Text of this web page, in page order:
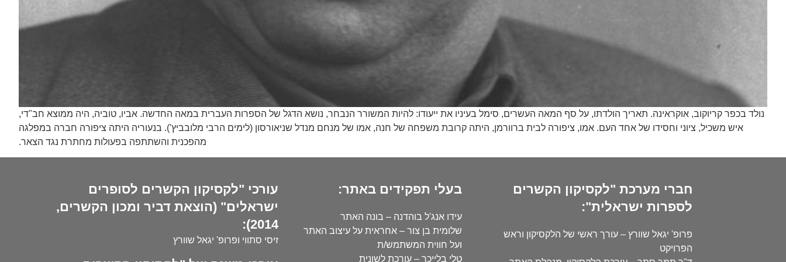
נולד בכפר קריוקוב, אוקראינה. תאריך הולדתו, על סף המאה העשרים, סימל בעיניו את ייעודו: להיות המשורר הנבחר, נושא הדגל של הספרות העברית במאה החדשה. אביו, טוביה, היה ממוצא חב"די,
איש משכיל, ציוני וחסידו של אחד העם. אמו, ציפורה לבית ברוורמן, היתה קרובת משפחה של חנה, אמו של מנחם מנדל שניאורסון (לימים הרבי מלובביץ'). בנעוריה היתה ציפורה חברה במפלגה
מהפכנית והשתתפה בפעולות מחתרת נגד הצאר.
חברי מערכת "לקסיקון הקשרים
לספרות ישראלית":
פרופ' יגאל שוורץ – עורך ראשי של הלקסיקון וראש
הפרויקט
בעלי תפקידים באתר:
עידו אנג'ל בוהדנה – בונה האתר
שלומית בן צור – אחראית על עיצוב האתר
ועל חווית המשתמש/ת
טלי בלייכר – עורכת לשונית
עורכי "לקסיקון הקשרים לסופרים
ישראלים" (הוצאת דביר ומכון הקשרים,
2014):
זיסי סתווי ופרופ' יגאל שוורץ